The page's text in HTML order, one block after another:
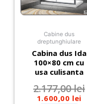
Cabine dus
dreptunghiulare
Cabina dus Ida
100×80 cm cu
usa culisanta
2.177,00lei
1.600,00 lei